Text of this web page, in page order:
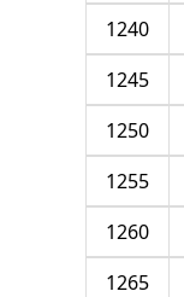
1240
1245
1250
1255
1260
1265